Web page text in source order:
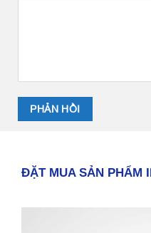
ĐẶT MUA SẢN PHẨM